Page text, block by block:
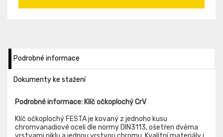
Podrobné informace
Dokumenty ke stažení
Podrobné informace: Klíč očkoplochý CrV
Klíč očkoplochý FESTA je kovaný z jednoho kusu
chromvanadiové oceli dle normy DIN3113, ošetřen dvěma